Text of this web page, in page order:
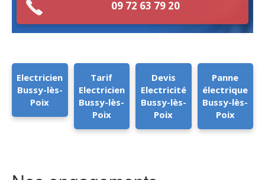
09 72 63 79 20
Electricien
Bussy-lès-
Poix
Tarif
Electricien
Bussy-lès-
Poix
Devis
Electricité
Bussy-lès-
Poix
Panne
électrique
Bussy-lès-
Poix